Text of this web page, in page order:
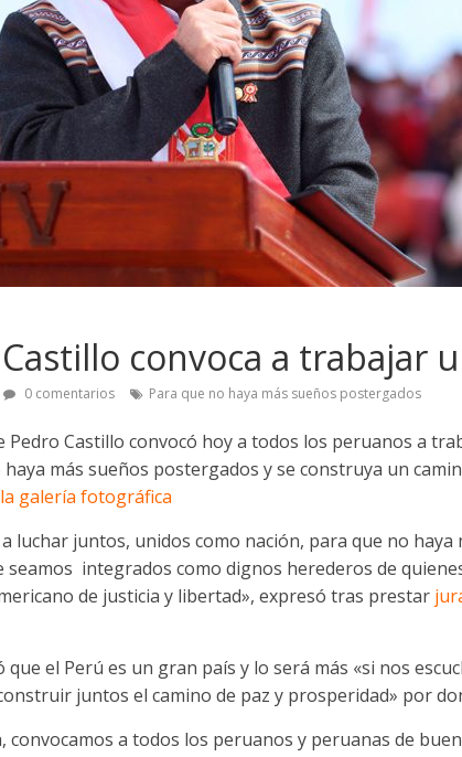
convoca a trabajar
0 comentarios Para que no haya más sueños postergados
Pedro Castillo convocó hoy a todos los peruanos a
más sueños postergados y se construya un
galería fotográfica
luchar juntos, unidos como nación, para que no haya
seamos integrados como dignos herederos de
de justicia y libertad», expresó tras prestar
el Perú es un gran país y lo será más «si nos
juntos el camino de paz y prosperidad» por
convocamos a todos los peruanos y peruanas de